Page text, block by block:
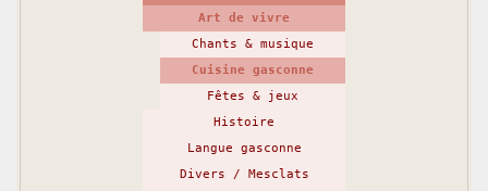
Art de vivre
Chants & musique
Cuisine gasconne
Fêtes & jeux
Histoire
Langue gasconne
Divers / Mesclats